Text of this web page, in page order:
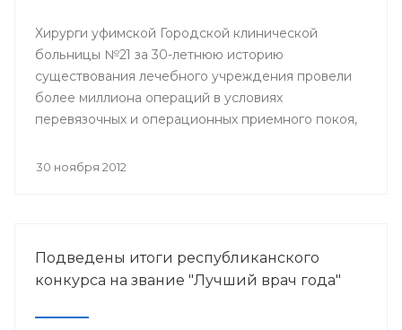
Хирурги уфимской Городской клинической
больницы №21 за 30-летнюю историю
существования лечебного учреждения провели
более миллиона операций в условиях
перевязочных и операционных приемного покоя,
вмешательств.
30 ноября 2012
Подведены итоги республиканского
конкурса на звание "Лучший врач года"